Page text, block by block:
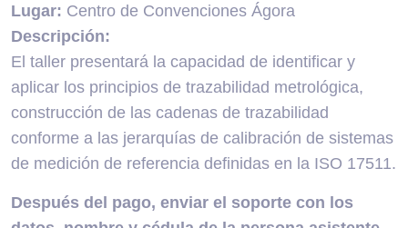
Lugar: Centro de Convenciones Ágora
Descripción:
El taller presentará la capacidad de identificar y
aplicar los principios de trazabilidad metrológica,
construcción de las cadenas de trazabilidad
conforme a las jerarquías de calibración de sistemas
de medición de referencia definidas en la ISO 17511.
Después del pago, enviar el soporte con los